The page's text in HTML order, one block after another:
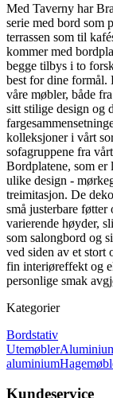
Med Taverny har
serie med bord som
terrassen som til
kommer med
begge tilbys i to
best for dine formål.
våre møbler, både
sitt stilige design og
kolleksjoner i vårt
sofagruppene fra
Bordplatene, som er
ulike design -
treimitasjon. De
små justerbare
varierende høyder,
som salongbord og
ved siden av et stort
fin interiøreffekt og
personlige smak
Kategorier
Bordstativ
Utemøbler
aluminium
Kundeservice